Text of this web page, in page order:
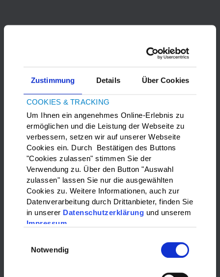
Zustimmung Details Über Cookies
COOKIES & TRACKING
Um Ihnen ein angenehmes Online-Erlebnis zu
ermöglichen und die Leistung der Webseite zu
verbessern, setzen wir auf unserer Webseite
Cookies ein. Durch Bestätigen des Buttons
"Cookies zulassen" stimmen Sie der
Verwendung zu. Über den Button "Auswahl
zulassen" lassen Sie nur die ausgewählten
Cookies zu. Weitere Informationen, auch zur
Datenverarbeitung durch Drittanbieter, finden Sie
in unserer Datenschutzerklärung und unserem
Impressum
Notwendig
Marketing-Cookies
akzeptieren, um die Google Maps
anzuzeigen.
WAS?:
Bitte wählen…
Bitte wählen…